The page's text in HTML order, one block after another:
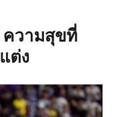
วามสุขที่
ต่ง